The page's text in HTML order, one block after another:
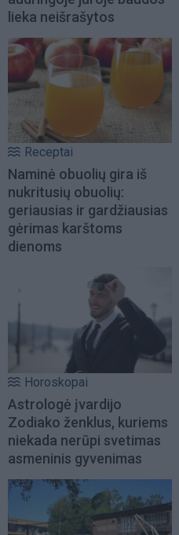
lieka neišrašytos
Receptai
Naminė obuolių gira iš
nukritusių obuolių:
geriausias ir gardžiausias
gėrimas karštoms
dienoms
Horoskopai
Astrologė įvardijo
Zodiako ženklus, kuriems
niekada nerūpi svetimas
asmeninis gyvenimas